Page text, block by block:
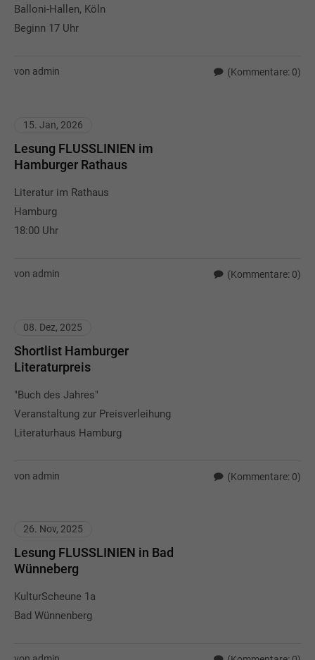
Balloni-Hallen, Köln
Beginn 17 Uhr
von admin (Kommentare: 0)
15. Jan, 2026
Lesung FLUSSLINIEN im
Hamburger Rathaus
Literatur im Rathaus
Hamburg
18:00 Uhr
von admin (Kommentare: 0)
08. Dez, 2025
Shortlist Hamburger
Literaturpreis
"Buch des Jahres"
Veranstaltung zur Preisverleihung
Literaturhaus Hamburg
von admin (Kommentare: 0)
26. Nov, 2025
Lesung FLUSSLINIEN in Bad
Wünneberg
KulturScheune 1a
Bad Wünnenberg